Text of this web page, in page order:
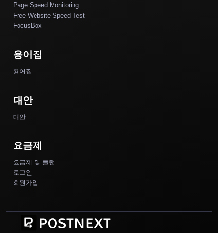
Page Speed Monitoring
Free Website Speed Test
FocusBox
용어집
용어집
대안
대안
요금제
요금제 및 플랜
로그인
회원가입